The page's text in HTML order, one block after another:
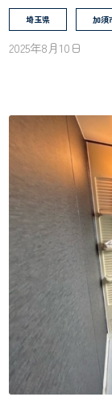
埼玉県 加須
2025年8月10日